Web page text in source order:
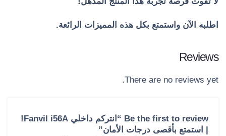
اطلبه الآن واستمتع بكل هذه المميزات الرائعة.
Reviews
There are no reviews yet.
Be the first to review “انتركم داخلي Fanvil i56A!
| استمتع بأقصى درجات الأمان”